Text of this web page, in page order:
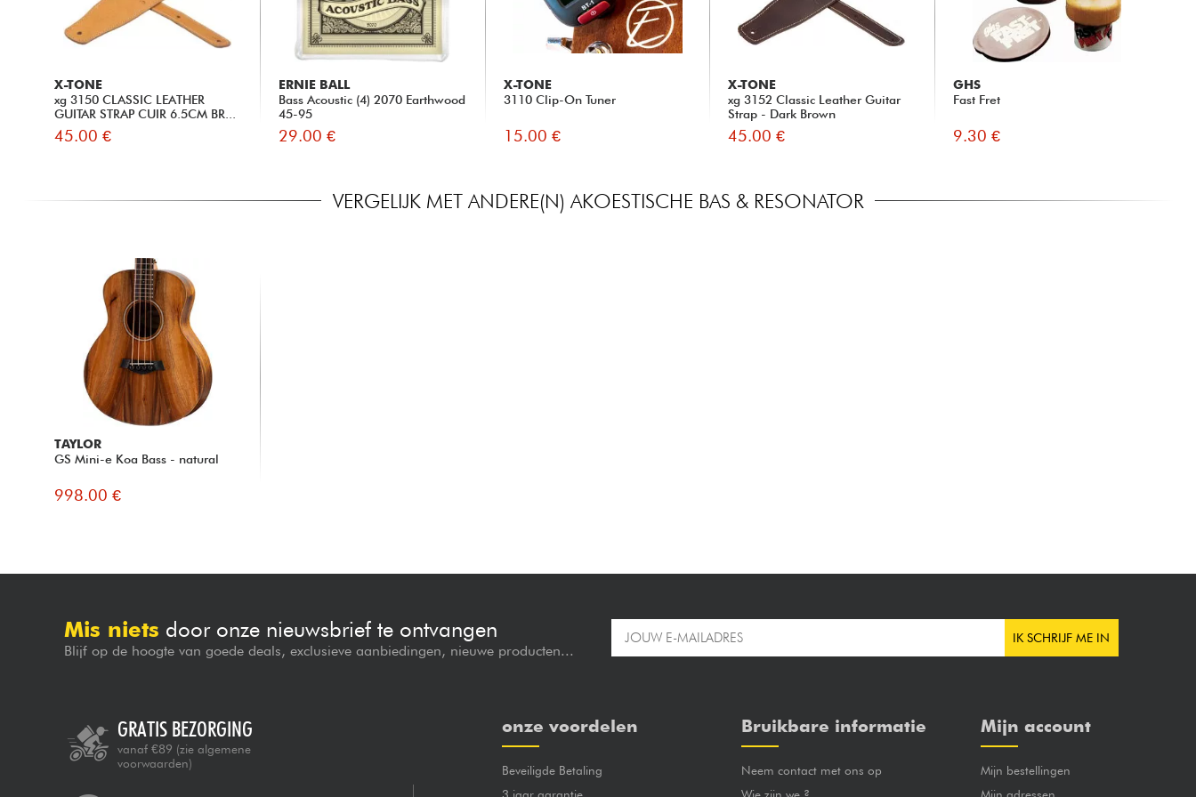
X-TONE
xg 3150 CLASSIC LEATHER
GUITAR STRAP CUIR 6.5CM BR...
45.00 €
ERNIE BALL
Bass Acoustic (4) 2070 Earthwood
45-95
29.00 €
X-TONE
3110 Clip-On Tuner
15.00 €
X-TONE
xg 3152 Classic Leather Guitar
Strap - Dark Brown
45.00 €
GHS
Fast Fret
9.30 €
VERGELIJK MET ANDERE(N) AKOESTISCHE BAS & RESONATOR
TAYLOR
GS Mini-e Koa Bass - natural
998.00 €
Mis niets door onze nieuwsbrief te ontvangen
Blijf op de hoogte van goede deals, exclusieve aanbiedingen, nieuwe producten...
IK SCHRIJF ME IN
GRATIS BEZORGING
vanaf €89 (zie algemene
voorwaarden)
onze voordelen
Beveiligde Betaling
3 jaar garantie
Bruikbare informatie
Neem contact met ons op
Wie zijn we ?
Mijn account
Mijn bestellingen
Mijn adressen